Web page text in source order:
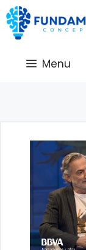
Saltar
al
contenido
Menu